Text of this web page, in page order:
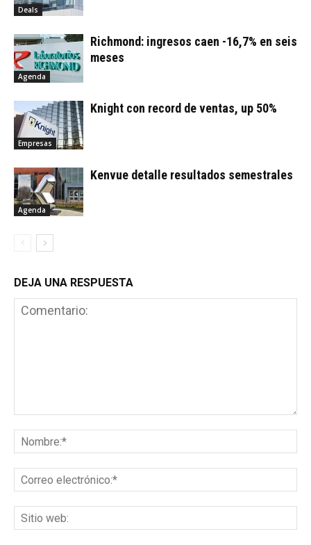
Deals
Agenda
Richmond: ingresos caen -16,7% en seis
meses
Empresas
Knight con record de ventas, up 50%
Agenda
Kenvue detalle resultados semestrales
DEJA UNA RESPUESTA